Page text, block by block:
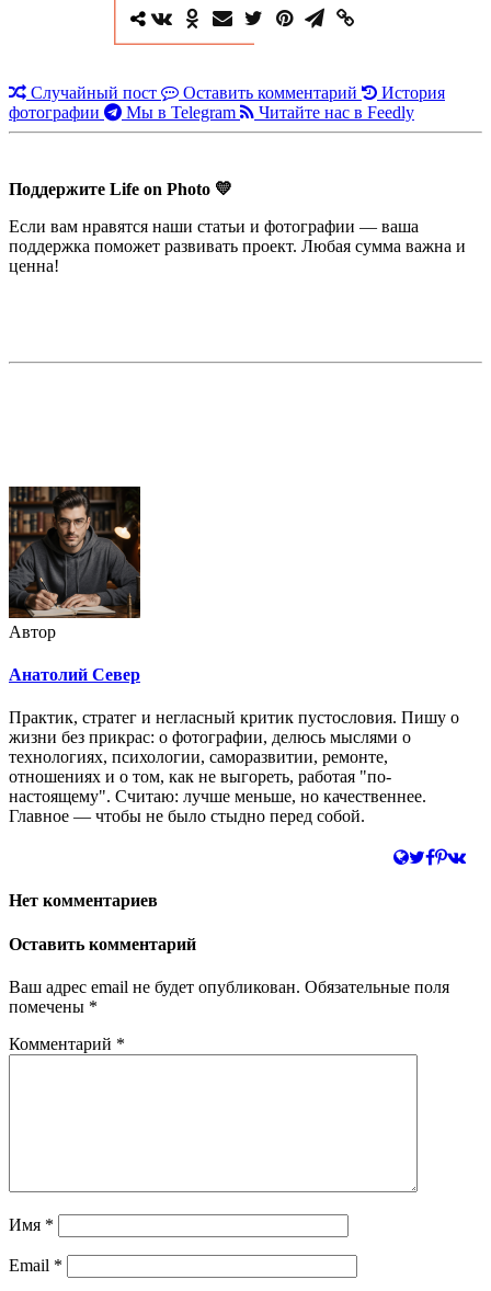
Случайный пост Оставить комментарий
История
фотографии
Мы в Telegram Читайте нас в Feedly
Поддержите Life on Photo 💛
Если вам нравятся наши статьи и фотографии — ваша
поддержка поможет развивать проект. Любая сумма важна и
ценна!
Автор
Анатолий Север
Практик, стратег и негласный критик пустословия. Пишу о
жизни без прикрас: о фотографии, делюсь мыслями о
технологиях, психологии, саморазвитии, ремонте,
отношениях и о том, как не выгореть, работая "по-
настоящему". Считаю: лучше меньше, но качественнее.
Главное — чтобы не было стыдно перед собой.
Нет комментариев
Оставить комментарий
Ваш адрес email не будет опубликован. Обязательные поля
помечены *
Комментарий *
Имя *
Email *